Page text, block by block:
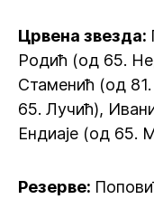
Црвена звезда:
Родић (од 65.
Стаменић (од
65. Лучић),
Ендиаје (од 65.
Резерве: